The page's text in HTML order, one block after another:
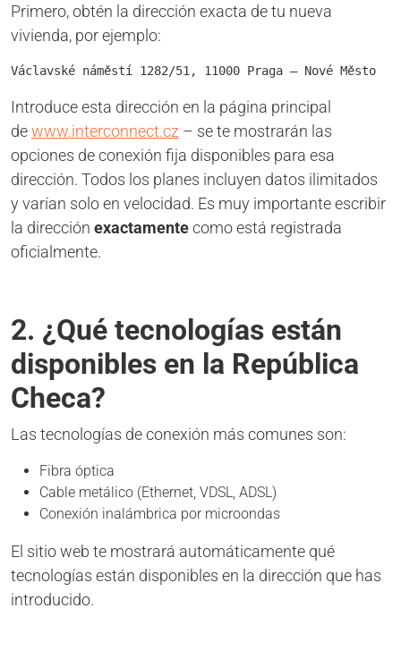
Primero, obtén la dirección exacta de tu nueva
vivienda, por ejemplo:
Václavské náměstí 1282/51, 11000 Praga – Nové Město
Introduce esta dirección en la página principal
dewww.interconnect.cz – se te mostrarán las
opciones de conexión fija disponibles para esa
dirección. Todos los planes incluyen datos ilimitados
y varían solo en velocidad. Es muy importante escribir
la dirección exactamentecomo está registrada
oficialmente.
2. ¿Qué tecnologías están
disponibles en la República
Checa?
Las tecnologías de conexión más comunes son:
Fibra óptica
Cable metálico (Ethernet, VDSL, ADSL)
Conexión inalámbrica por microondas
El sitio web te mostrará automáticamente qué
tecnologías están disponibles en la dirección que has
introducido.